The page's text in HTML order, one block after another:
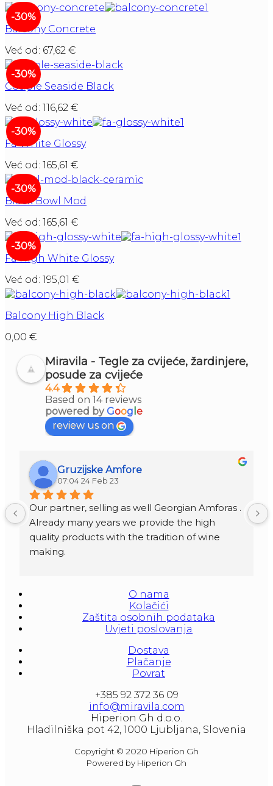
-30%
Balcony Concrete
Već od: 67,62 €
-30%
Couple Seaside Black
Već od: 116,62 €
-30%
Fa White Glossy
Već od: 165,61 €
-30%
Black Bowl Mod
Već od: 165,61 €
-30%
Fa High White Glossy
Već od: 195,01 €
Balcony High Black
0,00 €
Miravila - Tegle za cvijeće, žardinjere,
posude za cvijeće
4.4
Based on 14 reviews
powered byGoog e
review us on
Gruzijske Amfore
07:04 24 Feb 23
Our partner, selling as well Georgian Amforas .
Already many years we provide the high
quality products with the tradition of wine
making.
At our partners Miravila showroom you can
O nama
Kolačići
Zaštita osobnih podataka
Uvjeti poslovanja
Dostava
Plačanje
Povrat
+385 92 372 36 09
info@miravila.com
Hiperion Gh d.o.o.
Hladilniška pot 42, 1000 Ljubljana, Slovenia
Copyright © 2020 Hiperion Gh
Powered by Hiperion Gh